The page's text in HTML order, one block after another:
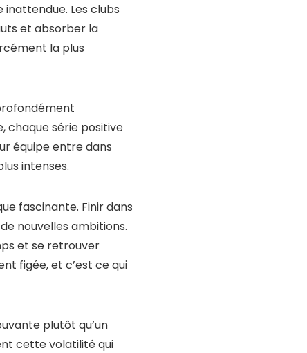
Les clubs
et absorber la
la plus
chaque série positive
équipe entre dans
intenses.
fascinante. Finir dans
nouvelles ambitions.
et se retrouver
figée, et c’est ce qui
plutôt qu’un
cette volatilité qui